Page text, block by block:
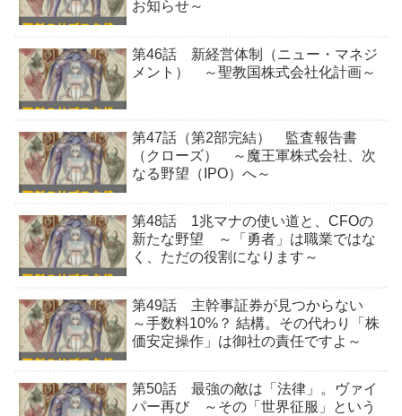
お知らせ～
第46話 新経営体制（ニュー・マネジ
メント） ～聖教国株式会社化計画～
第47話（第2部完結） 監査報告書
（クローズ） ～魔王軍株式会社、次
なる野望（IPO）へ～
第48話 1兆マナの使い道と、CFOの
新たな野望 ～「勇者」は職業ではな
く、ただの役割になります～
第49話 主幹事証券が見つからない
～手数料10%？ 結構。その代わり「株
価安定操作」は御社の責任ですよ～
第50話 最強の敵は「法律」。ヴァイ
パー再び ～その「世界征服」という